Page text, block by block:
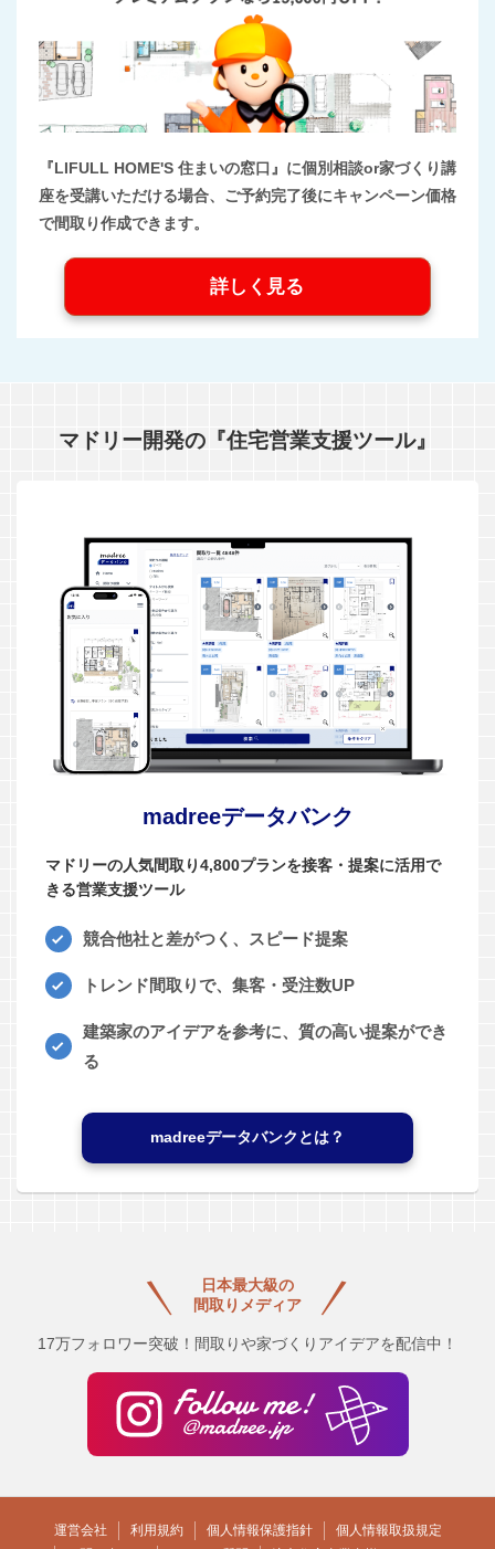
『LIFULL HOME'S 住まいの窓口』に個別相談or家づくり講
座を受講いただける場合、ご予約完了後にキャンペーン価格
で間取り作成できます。
詳しく見る
マドリー開発の『住宅営業支援ツール』
madreeデータバンク
マドリーの人気間取り4,800プランを接客・提案に活用で
きる営業支援ツール
競合他社と差がつく、スピード提案
トレンド間取りで、集客・受注数UP
建築家のアイデアを参考に、質の高い提案ができ
る
madreeデータバンクとは？
日本最大級の
間取りメディア
17万フォロワー突破！間取りや家づくりアイデアを配信中！
運営会社 利用規約 個人情報保護指針
個人情報取扱規定